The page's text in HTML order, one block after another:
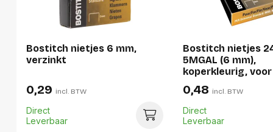
Hoeveelheid:
Breedte:
38 millimeter
16 millimeter
Lengte:
69 millimeter
Gewicht:
52 gram
Bostitch nietjes 6 mm,
verzinkt
0,29 incl. BTW
Direct
Leverbaar
Bostitch nietjes
5MGAL (6 mm),
koperkleurig, voor
B660, B650,
B2500, B3000,
0,48 incl. BTW
Direct
Leverbaar